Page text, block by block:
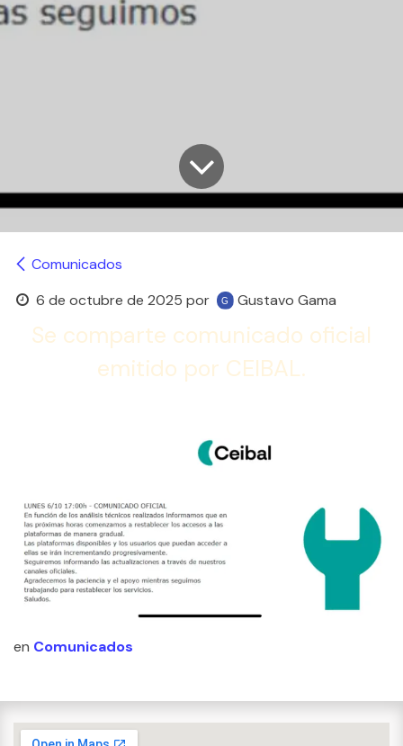
Comunicados
6 de octubre de 2025 por Gustavo Gama
Se comparte comunicado oficial
emitido por CEIBAL.
en Comunicados